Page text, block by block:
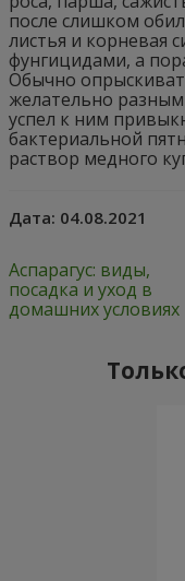
после слишком
листья и корневая
фунгицидами, а
Обычно
желательно
успел к ним
бактериальной
раствор медного
Дата: 04.08.2021
Аспарагус: виды,
посадка и уход в
домашних условиях